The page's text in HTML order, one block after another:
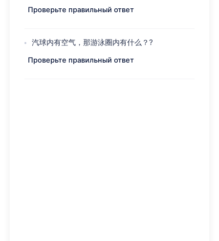
Проверьте правильный ответ
汽球内有空气，那游泳圈内有什么？?
Проверьте правильный ответ